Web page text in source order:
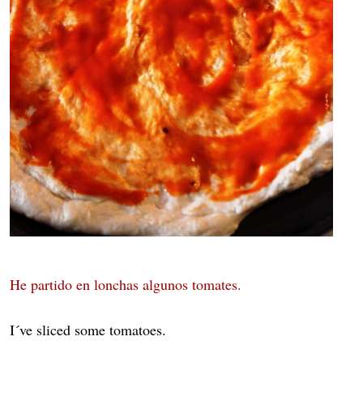
He partido en lonchas algunos tomates.
I´ve sliced some tomatoes.